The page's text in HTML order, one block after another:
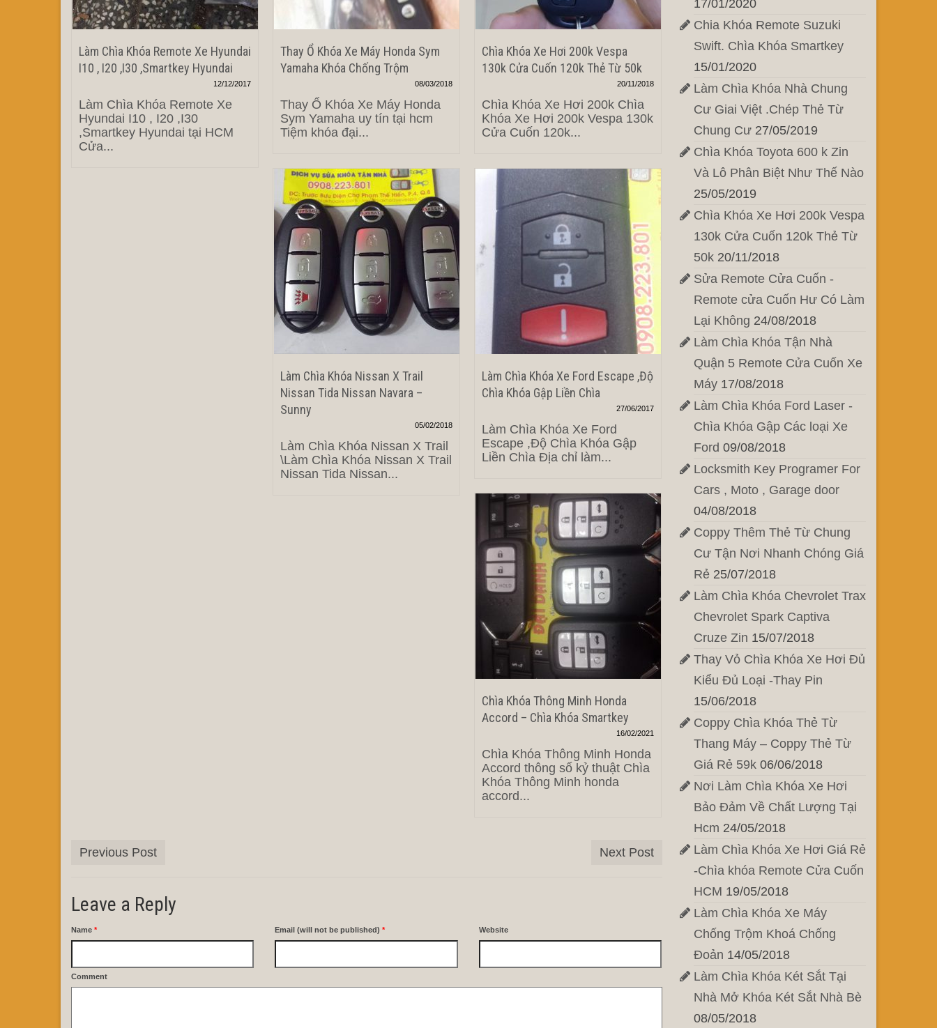
Làm Chìa Khóa Remote Xe Hyundai
I10 , I20 ,I30 ,Smartkey Hyundai
12/12/2017
Làm Chìa Khóa Remote Xe
Hyundai I10 , I20 ,I30
,Smartkey Hyundai tại HCM
Cửa...
Thay Ổ Khóa Xe Máy Honda Sym
Yamaha Khóa Chống Trộm
08/03/2018
Thay Ổ Khóa Xe Máy Honda
Sym Yamaha uy tín tại hcm
Tiệm khóa đại...
Chìa Khóa Xe Hơi 200k Vespa
130k Cửa Cuốn 120k Thẻ Từ 50k
20/11/2018
Chìa Khóa Xe Hơi 200k Chìa
Khóa Xe Hơi 200k Vespa 130k
Cửa Cuốn 120k...
Làm Chìa Khóa Nissan X Trail
Nissan Tida Nissan Navara –
Sunny
05/02/2018
Làm Chìa Khóa Nissan X Trail
\Làm Chìa Khóa Nissan X Trail
Nissan Tida Nissan...
Làm Chìa Khóa Xe Ford Escape ,Độ
Chìa Khóa Gập Liền Chìa
27/06/2017
Làm Chìa Khóa Xe Ford
Escape ,Độ Chìa Khóa Gập
Liền Chìa Địa chỉ làm...
Chìa Khóa Thông Minh Honda
Accord – Chìa Khóa Smartkey
16/02/2021
Chìa Khóa Thông Minh Honda
Accord thông số kỷ thuật Chìa
Khóa Thông Minh honda
accord...
Previous Post Next Post
Leave a Reply
Name * Email (will not be published)* Website
Comment
17/01/2020
Chia Khóa Remote Suzuki
Swift. Chìa Khóa Smartkey
15/01/2020
Làm Chìa Khóa Nhà Chung
Cư Giai Việt .Chép Thẻ Từ
Chung Cư 27/05/2019
Chìa Khóa Toyota 600 k Zin
Và Lô Phân Biệt Như Thế Nào
25/05/2019
Chìa Khóa Xe Hơi 200k Vespa
130k Cửa Cuốn 120k Thẻ Từ
50k 20/11/2018
Sửa Remote Cửa Cuốn -
Remote cửa Cuốn Hư Có Làm
Lại Không 24/08/2018
Làm Chìa Khóa Tận Nhà
Quận 5 Remote Cửa Cuốn Xe
Máy 17/08/2018
Làm Chìa Khóa Ford Laser -
Chìa Khóa Gập Các loại Xe
Ford 09/08/2018
Locksmith Key Programer For
Cars , Moto , Garage door
04/08/2018
Coppy Thêm Thẻ Từ Chung
Cư Tận Nơi Nhanh Chóng Giá
Rẻ 25/07/2018
Làm Chìa Khóa Chevrolet Trax
Chevrolet Spark Captiva
Cruze Zin 15/07/2018
Thay Vỏ Chìa Khóa Xe Hơi Đủ
Kiểu Đủ Loại -Thay Pin
15/06/2018
Coppy Chìa Khóa Thẻ Từ
Thang Máy – Coppy Thẻ Từ
Giá Rẻ 59k 06/06/2018
Nơi Làm Chìa Khóa Xe Hơi
Bảo Đảm Về Chất Lượng Tại
Hcm 24/05/2018
Làm Chìa Khóa Xe Hơi Giá Rẻ
-Chìa khóa Remote Cửa Cuốn
HCM 19/05/2018
Làm Chìa Khóa Xe Máy
Chống Trộm Khoá Chống
Đoản 14/05/2018
Làm Chìa Khóa Két Sắt Tại
Nhà Mở Khóa Két Sắt Nhà Bè
08/05/2018